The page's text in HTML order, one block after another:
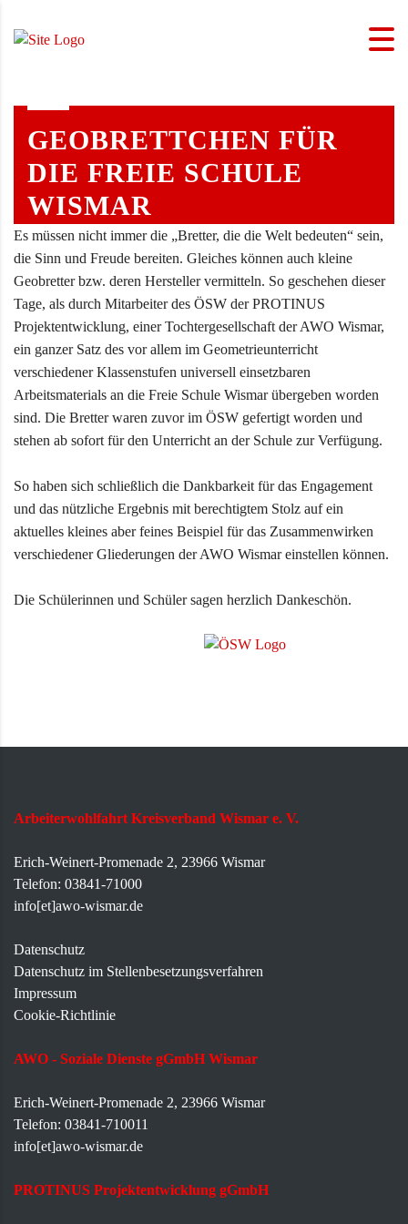
GEOBRETTCHEN FÜR
DIE FREIE SCHULE
WISMAR
Es müssen nicht immer die „Bretter, die die Welt bedeuten“ sein,
die Sinn und Freude bereiten. Gleiches können auch kleine
Geobretter bzw. deren Hersteller vermitteln. So geschehen dieser
Tage, als durch Mitarbeiter des ÖSW der PROTINUS
Projektentwicklung, einer Tochtergesellschaft der AWO Wismar,
ein ganzer Satz des vor allem im Geometrieunterricht
verschiedener Klassenstufen universell einsetzbaren
Arbeitsmaterials an die Freie Schule Wismar übergeben worden
sind. Die Bretter waren zuvor im ÖSW gefertigt worden und
stehen ab sofort für den Unterricht an der Schule zur Verfügung.
So haben sich schließlich die Dankbarkeit für das Engagement
und das nützliche Ergebnis mit berechtigtem Stolz auf ein
aktuelles kleines aber feines Beispiel für das Zusammenwirken
verschiedener Gliederungen der AWO Wismar einstellen können.
Die Schülerinnen und Schüler sagen herzlich Dankeschön.
Arbeiterwohlfahrt Kreisverband Wismar e. V.
Erich-Weinert-Promenade 2, 23966 Wismar
Telefon: 03841-71000
info[et]awo-wismar.de
Datenschutz
Datenschutz im Stellenbesetzungsverfahren
Impressum
Cookie-Richtlinie
AWO - Soziale Dienste gGmbH Wismar
Erich-Weinert-Promenade 2, 23966 Wismar
Telefon: 03841-710011
info[et]awo-wismar.de
PROTINUS Projektentwicklung gGmbH